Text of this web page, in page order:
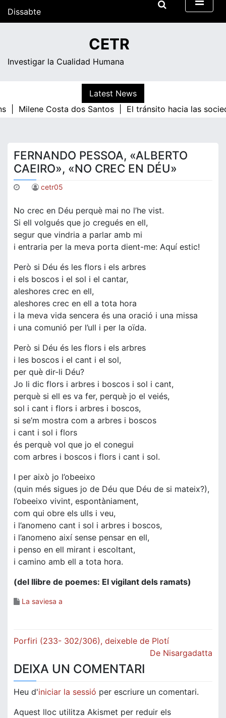
Dissabte
CETR
Investigar la Cualidad Humana
Latest News
|
Milene Costa dos Santos | El tránsito hacia las
FERNANDO PESSOA, «ALBERTO
CAEIRO», «NO CREC EN DÉU»
cetr05
No crec en Déu perquè mai no l’he vist.
Si ell volgués que jo cregués en ell,
segur que vindria a parlar amb mi
i entraria per la meva porta dient-me: Aquí estic!
Però si Déu és les flors i els arbres
i els boscos i el sol i el cantar,
aleshores crec en ell,
aleshores crec en ell a tota hora
i la meva vida sencera és una oració i una missa
i una comunió per l’ull i per la oïda.
Però si Déu és les flors i els arbres
i les boscos i el cant i el sol,
per què dir-li Déu?
Jo li dic flors i arbres i boscos i sol i cant,
perquè si ell es va fer, perquè jo el veiés,
sol i cant i flors i arbres i boscos,
si se’m mostra com a arbres i boscos
i cant i sol i flors
és perquè vol que jo el conegui
com arbres i boscos i flors i cant i sol.
I per això jo l’obeeixo
(quin més sigues jo de Déu que Déu de si mateix?),
l’obeeixo vivint, espontàniament,
com qui obre els ulls i veu,
i l’anomeno cant i sol i arbres i boscos,
i l’anomeno així sense pensar en ell,
i penso en ell mirant i escoltant,
i camino amb ell a tota hora.
(del llibre de poemes: El vigilant dels ramats)
La saviesa a
Navegació
Porfiri (233- 302/306), deixeble de Plotí
De Nisargadatta
DEIXA UN COMENTARI
Heu d'iniciar la sessió per escriure un comentari.
Aquest lloc utilitza Akismet per reduir els